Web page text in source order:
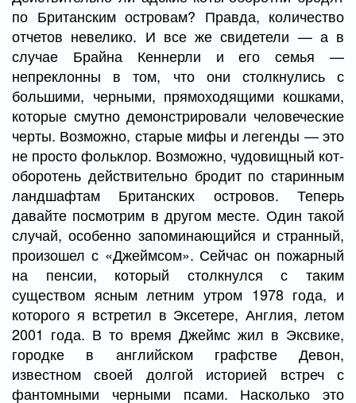
по Британским островам? Правда, количество
отчетов невелико. И все же свидетели — а в
случае Брайна Кеннерли и его семья —
непреклонны в том, что они столкнулись с
большими, черными, прямоходящими кошками,
которые смутно демонстрировали человеческие
черты. Возможно, старые мифы и легенды — это
не просто фольклор. Возможно, чудовищный кот-
оборотень действительно бродит по старинным
ландшафтам Британских островов. Теперь
давайте посмотрим в другом месте. Один такой
случай, особенно запоминающийся и странный,
произошел с «Джеймсом». Сейчас он пожарный
на пенсии, который столкнулся с таким
существом ясным летним утром 1978 года, и
которого я встретил в Эксетере, Англия, летом
2001 года. В то время Джеймс жил в Эксвике,
городке в английском графстве Девон,
известном своей долгой историей встреч с
фантомными черными псами. Насколько это